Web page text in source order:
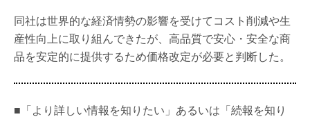
同社は世界的な経済情勢の影響を受けてコスト削減や生
産性向上に取り組んできたが、高品質で安心・安全な商
品を安定的に提供するため価格改定が必要と判断した。
■「より詳しい情報を知りたい」あるいは「続報を知り